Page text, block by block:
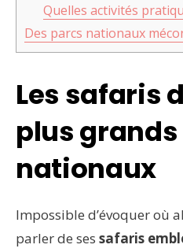
Quelles activités
Des parcs nationaux
Les safaris
plus
nationaux
Impossible d’évoquer où
parler de ses safaris